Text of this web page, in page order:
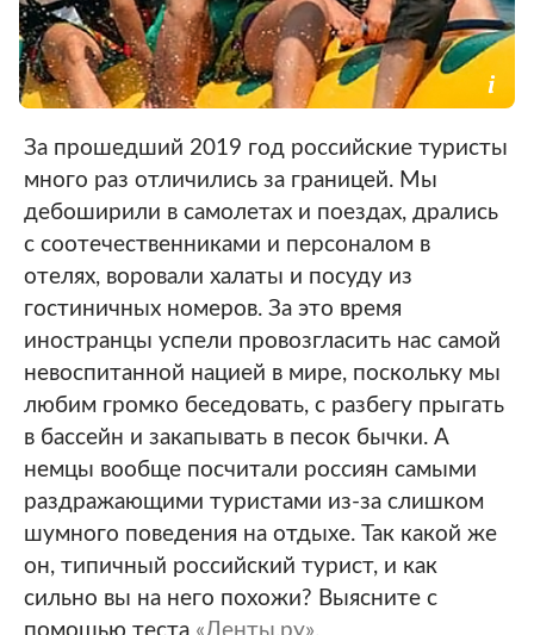
За прошедший 2019 год российские туристы
много раз отличились за границей. Мы
дебоширили в самолетах и поездах, дрались
с соотечественниками и персоналом в
отелях, воровали халаты и посуду из
гостиничных номеров. За это время
иностранцы успели провозгласить нас самой
невоспитанной нацией в мире, поскольку мы
любим громко беседовать, с разбегу прыгать
в бассейн и закапывать в песок бычки. А
немцы вообще посчитали россиян самыми
раздражающими туристами из-за слишком
шумного поведения на отдыхе. Так какой же
он, типичный российский турист, и как
сильно вы на него похожи? Выясните с